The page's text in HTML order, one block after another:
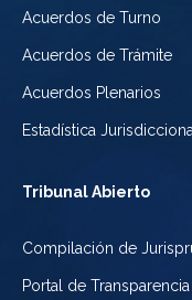
Acuerdos de Turno
Acuerdos de Trámite
Acuerdos Plenarios
Estadística
Tribunal Abierto
Compilación de
Portal de Transparencia